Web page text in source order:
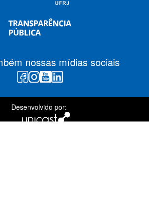
nossas mídias sociais
Desenvolvido por: